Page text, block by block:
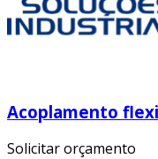
Acoplamento
Solicitar orçamento